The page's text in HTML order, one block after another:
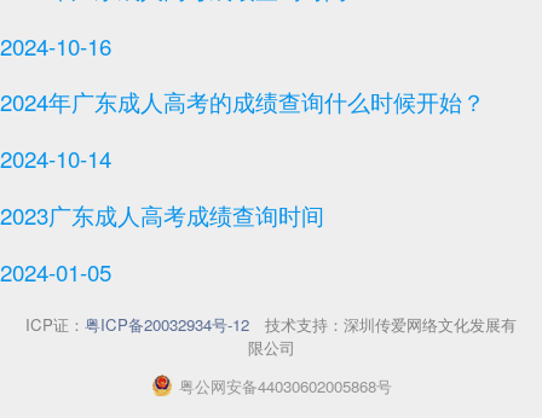
2024-10-16
2024年广东成人高考的成绩查询什么时候开始？
2024-10-14
2023广东成人高考成绩查询时间
2024-01-05
ICP证： 粤ICP备20032934号-12 技术支持：深圳传爱网络文化发展有
限公司
粤公网安备44030602005868号